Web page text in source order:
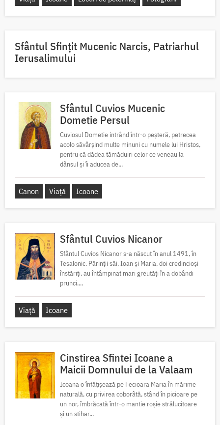
Sfântul Sfinţit Mucenic Narcis, Patriarhul
Ierusalimului
Sfântul Cuvios Mucenic
Dometie Persul
Cuviosul Dometie intrând într-o peșteră, petrecea
acolo săvârșind multe minuni cu numele lui Hristos,
pentru că dădea tămăduiri celor ce veneau la
dânsul și îi aducea de...
Canon Viață Icoane
Sfântul Cuvios Nicanor
Sfântul Cuvios Nicanor s-a născut în anul 1491, în
Tesalonic. Părinții săi, Ioan și Maria, doi credincioși
înstăriți, au întâmpinat mari greutăți în a dobândi
prunci....
Viață Icoane
Cinstirea Sfintei Icoane a
Maicii Domnului de la Valaam
Icoana o înfățișează pe Fecioara Maria în mărime
naturală, cu privirea coborâtă, stând în picioare pe
un nor, îmbrăcată într-o mantie roșie strălucitoare
și un stihar...